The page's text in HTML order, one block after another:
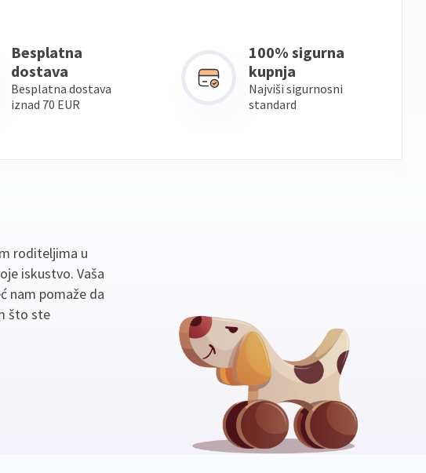
Besplatna
dostava
Besplatna dostava
iznad 70 EUR
100% sigurna
kupnja
Najviši sigurnosni
standard
roditeljima u
iskustvo. Vaša
nam pomaže da
što ste